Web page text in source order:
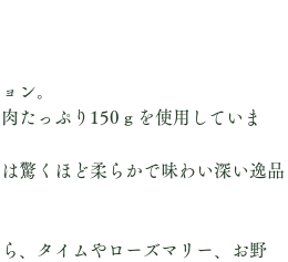
ン。
たっぷり150ｇを使用していま
驚くほど柔らかで味わい深い逸品
、タイムやローズマリー、お野